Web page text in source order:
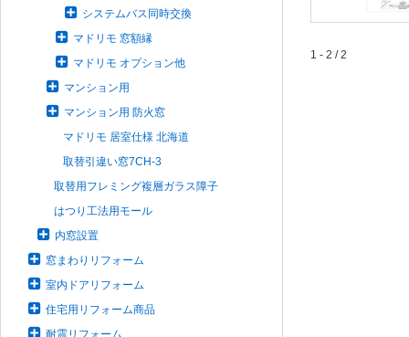
システムバス同時交換
マドリモ 窓額縁
マドリモ オプション他
マンション用
マンション用 防火窓
マドリモ 居室仕様 北海道
取替引違い窓7CH-3
取替用フレミング複層ガラス障子
はつり工法用モール
内窓設置
窓まわりリフォーム
室内ドアリフォーム
住宅用リフォーム商品
耐震リフォーム
1 - 2 / 2